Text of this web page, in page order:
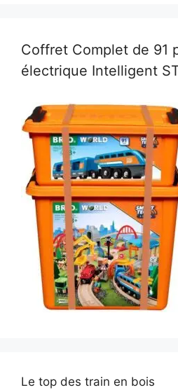
Coffret Complet de 91
électrique Intelligent
Le top des train en bois